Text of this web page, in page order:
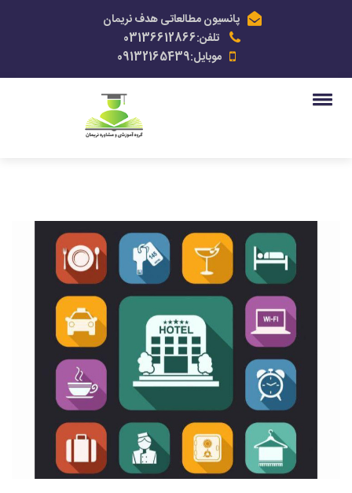
پانسیون مطالعاتی هدف نریمان
تلفن:03136612866
موبایل:09132165439